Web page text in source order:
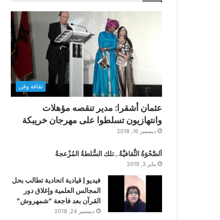
ثقافة وفن
عثمان أشقرا: مدير تنقصه مؤهلات
وانتهازيون تسلطوا على مهرجان خريبكة
ديسمبر 16, 2018
اَلصَّحْوَةُ الثَّقافيَّةُ…تلك السُّلطةُ المُزْعجةُ
يناير 3, 2019
فيديو | قيادية اتحادية تطالب بحل
المجالس العلمية وإغلاق دور
القرآن بعد فاجعة “شمهروش”
ديسمبر 24, 2018